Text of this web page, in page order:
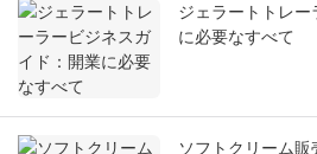
ジェラートトレ
に必要なすべて
ソフトクリーム販